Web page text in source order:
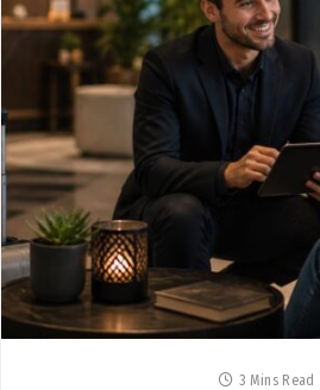
3 Mins Read